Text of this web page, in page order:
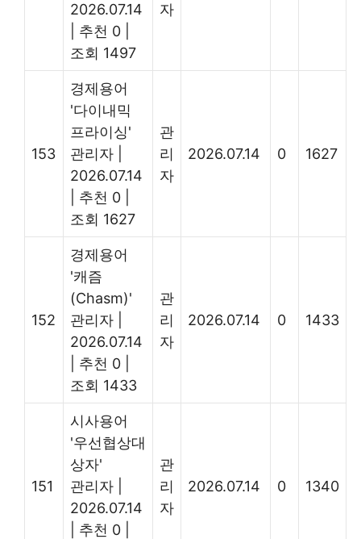
2026.07.14
추천 0
조회 1497
자
153
경제용어
'다이내믹
프라이싱'
관리자
2026.07.14
추천 0
조회 1627
관
리
자
2026.07.14 0 1627
152
경제용어
'캐즘
(Chasm)'
관리자
2026.07.14
추천 0
조회 1433
관
리
자
2026.07.14 0 1433
151
시사용어
'우선협상대
상자'
관리자
2026.07.14
추천 0
관
리
자
2026.07.14 0 1340